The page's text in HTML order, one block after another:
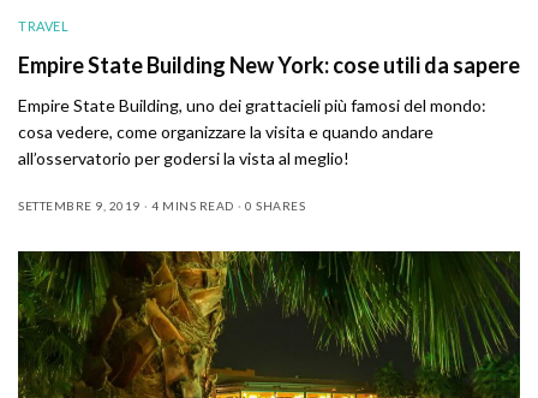
TRAVEL
Empire State Building New York: cose utili da sapere
Empire State Building, uno dei grattacieli più famosi del mondo:
cosa vedere, come organizzare la visita e quando andare
all’osservatorio per godersi la vista al meglio!
SETTEMBRE 9, 2019 4 MINS READ 0 SHARES